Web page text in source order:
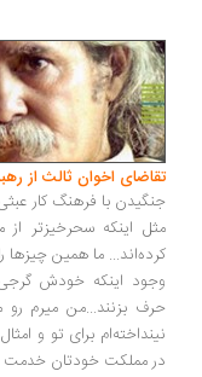
تقاضای اخوان ثالث از
جنگیدن با فرهنگ کار
مثل اینکه سحرخیزتر
کرده‌اند... ما همین چیزها
وجود اینکه خودش
حرف بزنند...من میرم رو
نینداخته‌ام برای تو و
در مملکت خودتان خدمت